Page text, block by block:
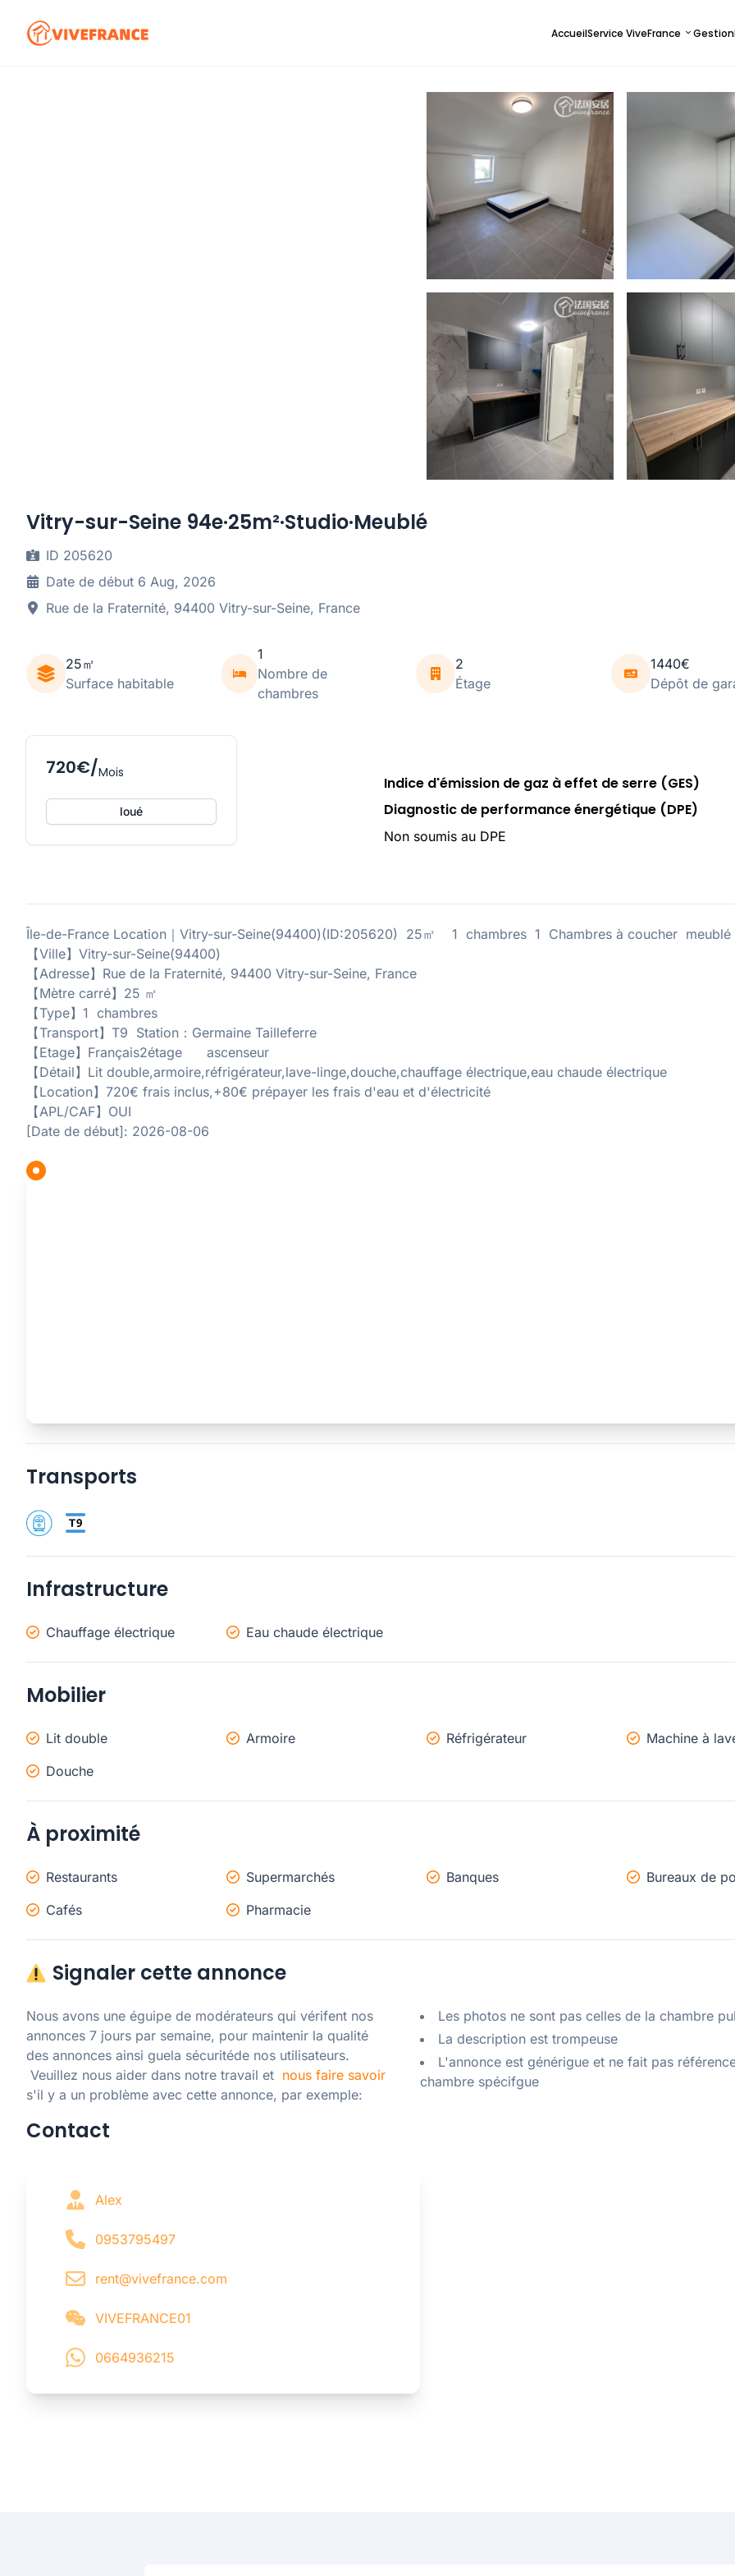
AccueilService ViveFrance Gestion
Vitry-sur-Seine 94e·25m²·Studio·Meublé
ID 205620
Date de début 6 Aug, 2026
Rue de la Fraternité, 94400 Vitry-sur-Seine, France
25㎡
Surface habitable
1
Nombre de
chambres
2
Étage
1440€
Dépôt de
720€/Mois
loué
Indice d'émission de gaz à effet de serre (GES)
Diagnostic de performance énergétique (DPE)
Non soumis au DPE
Île-de-France Location｜Vitry-sur-Seine(94400)(ID:205620) 25㎡ 1 chambres 1 Chambres à coucher meublé
【Ville】Vitry-sur-Seine(94400)
【Adresse】Rue de la Fraternité, 94400 Vitry-sur-Seine, France
【Mètre carré】25 ㎡
【Type】1 chambres
【Transport】T9 Station：Germaine Tailleferre
【Etage】Français2étage ascenseur
【Détail】Lit double,armoire,réfrigérateur,lave-linge,douche,chauffage électrique,eau chaude électrique
【Location】720€ frais inclus,+80€ prépayer les frais d'eau et d'électricité
【APL/CAF】OUI
[Date de début]: 2026-08-06
Transports
Infrastructure
Chauffage électrique Eau chaude électrique
Mobilier
Lit double Armoire Réfrigérateur
Machine à
Douche
À proximité
Restaurants Supermarchés Banques
Bureaux de
Cafés
Pharmacie
Signaler cette annonce
Nous avons une éguipe de modérateurs qui vérifent nos
annonces 7 jours par semaine, pour maintenir la qualité
des annonces ainsi guela sécuritéde nos utilisateurs.
Veuillez nous aider dans notre travail et nous faire savoir
s'il y a un problème avec cette annonce, par exemple:
Les photos ne sont pas celles de la chambre
La description est trompeuse
L'annonce est générigue et ne fait pas
chambre spécifgue
Contact
Alex
0953795497
rent@vivefrance.com
VIVEFRANCE01
0664936215